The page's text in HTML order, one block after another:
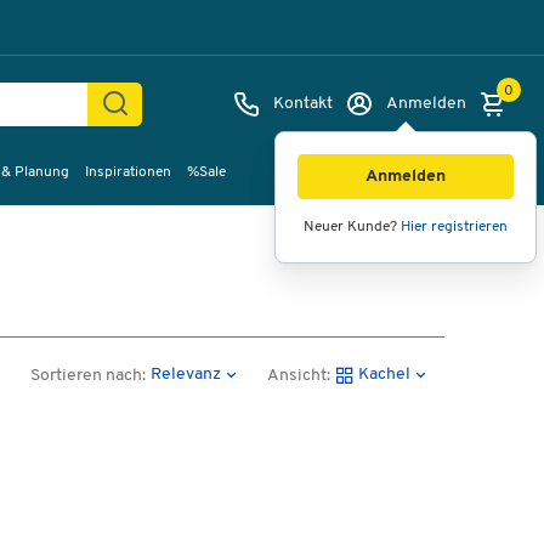
Kontakt Anmelden
Anmelden
Neuer Kunde? Hier registrieren
0
Planung Inspirationen %Sale
Sortieren nach: Relevanz Ansicht: Kachel